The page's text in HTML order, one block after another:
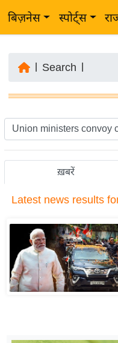
बिज़नेस स्पोर्ट्स
Search
ख़बरें
Latest news results